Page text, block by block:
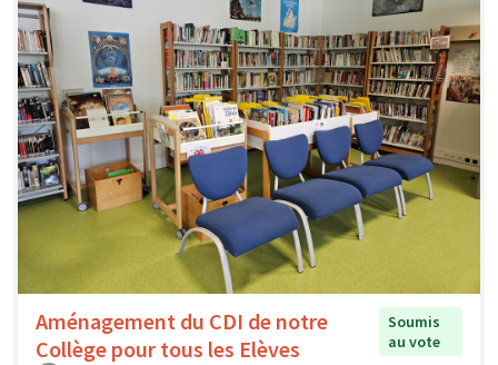
Aménagement du CDI de notre
Collège pour tous les Elèves
Soumis
au vote